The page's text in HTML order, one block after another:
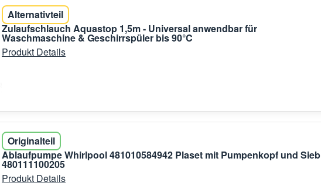
Alternativteil
Zulaufschlauch Aquastop 1,5m - Universal anwendbar für
Waschmaschine & Geschirrspüler bis 90°C
Produkt Details
Originalteil
Ablaufpumpe Whirlpool 481010584942 Plaset mit Pumpenkopf und Sieb
480111100205
Produkt Details